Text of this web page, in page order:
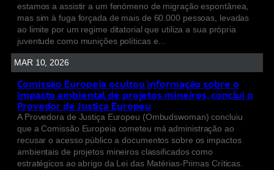
estamos a assistir a um fenómeno de migração espontânea,
mas sim à fuga forçada de mais de 60.000 pessoas, levadas
ao limite por um regime ditatorial que utiliza a sua própria
juventude como munições políticas e…
MAR 10, 2026
Comissão Europeia ocultou informação sobre o
impacto ambiental de projetos mineiros, conclui o
Provedor de Justiça Europeu
A Provedora de Justiça Europeu (Ombudswoman) concluiu
que a Comissão Europeia cometeu má administração ao
recusar o acesso público a documentos sobre os impactos
ambientais de projetos mineiros classificados como
estratégicos ao abrigo da Lei das Matérias-Primas Críticas.